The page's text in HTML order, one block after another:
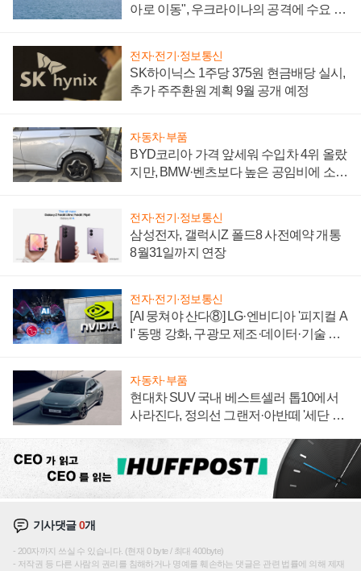
아로 이동", 우크라이나의 공격에 수요 늘
전자·전기·정보통신
SK하이닉스 1주당 375원 현금배당 실시,
추가 주주환원 계획 9월 공개 예정
자동차·부품
BYD코리아 가격 앞세워 수입차 4위 올랐
지만, BMW·벤츠보다 높은 공임비에 소비
전자·전기·정보통신
삼성전자, 갤럭시Z 폴드8 사전예약 개통
8월31일까지 연장
전자·전기·정보통신
[AI 뭉쳐야 산다⑧] LG·엔비디아 '피지컬 A
I' 동맹 강화, 구광모 제조·데이터·기술 결
자동차·부품
현대차 SUV 국내 베스트셀러 톱10에서
사라진다, 정의선 그랜저·아반떼 '세단 쌍
기사댓글0개
200자까지 쓰실 수 있습니다. (현재 0 byte / 최대 400byte)
저작권 등 다른 사람의 권리를 침해하거나 명예를 훼손하는 댓글은 관련 법률에 의해 제재